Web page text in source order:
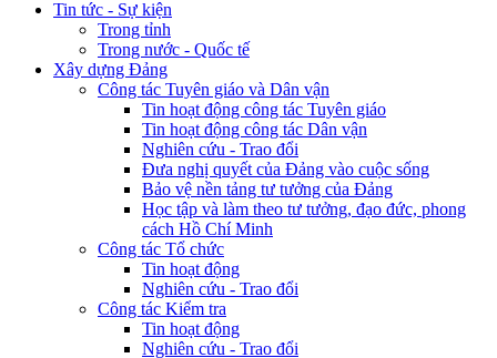
Tin tức - Sự kiện
Trong tỉnh
Trong nước - Quốc tế
Xây dựng Đảng
Công tác Tuyên giáo và Dân vận
Tin hoạt động công tác Tuyên giáo
Tin hoạt động công tác Dân vận
Nghiên cứu - Trao đổi
Đưa nghị quyết của Đảng vào cuộc sống
Bảo vệ nền tảng tư tưởng của Đảng
Học tập và làm theo tư tưởng, đạo đức, phong
cách Hồ Chí Minh
Công tác Tổ chức
Tin hoạt động
Nghiên cứu - Trao đổi
Công tác Kiểm tra
Tin hoạt động
Nghiên cứu - Trao đổi